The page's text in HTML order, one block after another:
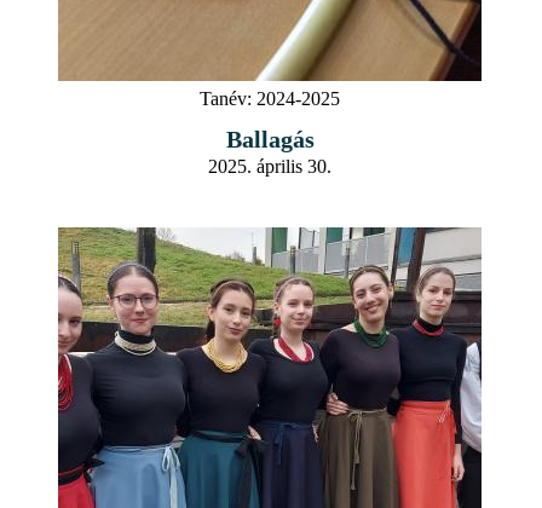
Tanév: 2024-2025
Ballagás
2025. április 30.